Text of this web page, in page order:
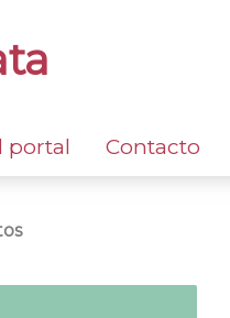
portal Contacto